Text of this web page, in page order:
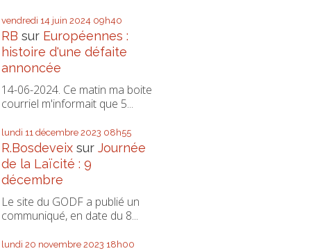
vendredi 14 juin 2024 09h40
RB sur Européennes :
histoire d'une défaite
annoncée
14-06-2024. Ce matin ma boite
courriel m'informait que 5...
lundi 11 décembre 2023 08h55
R.Bosdeveix sur Journée
de la Laïcité : 9
décembre
Le site du GODF a publié un
communiqué, en date du 8...
lundi 20 novembre 2023 18h00